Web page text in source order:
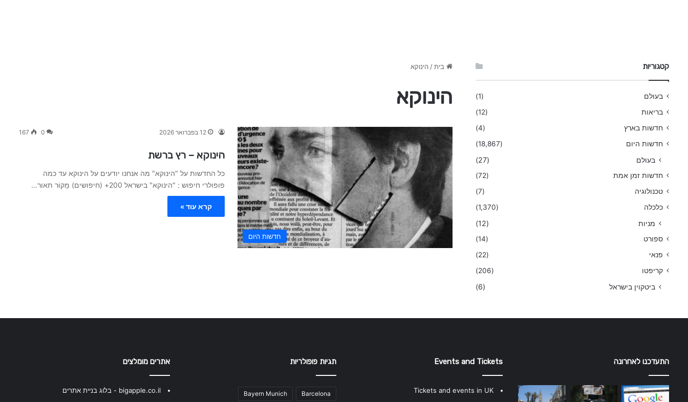
בית / הינוקא
הינוקא
חדשות היום
12 בפברואר 2026 0
167
הינוקא – רץ ברשת
כל החדשות על "הינוקא" מה אנחנו יודעים על הינוקא עד כמה
פופולרי חיפוש : "הינוקא" בישראל 200+ (חיפושים) מָקוֹר תאור…
קרא עוד »
קטגוריות
בעולם
(1)
בריאות
(12)
חדשות בארץ
(4)
חדשות היום
(18,867)
בעולם (27)
חדשות זמן אמת
(72)
טכנולוגיה
(7)
כלכלה
(1,370)
מניות (12)
ספורט
(14)
פנאי
(22)
קריפטו
(206)
ביטקוין בישראל (6)
התעדכנו לאחרונה Events and Tickets
Tickets and events in UK
תגיות פופולריות
Barcelona
Bayern Munich
אתרים מומלצים
bigapple.co.il - בלוג בניית אתרים